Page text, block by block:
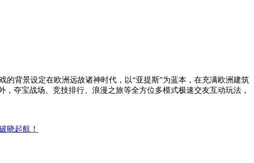
的背景设定在欧洲远故诸神时代，以“亚提斯”为蓝本，在充满欧洲建筑
夺宝战场、竞技排行、浪漫之旅等全方位多模式极速交友互动玩法，
晓起航！